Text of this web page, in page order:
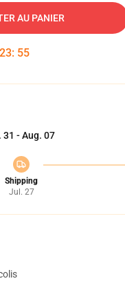
AU PANIER
23: 54
31 - Aug. 07
Shipping
Jul. 27